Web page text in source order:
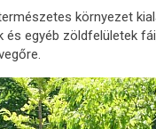
környezet
egyéb zöldfelületek